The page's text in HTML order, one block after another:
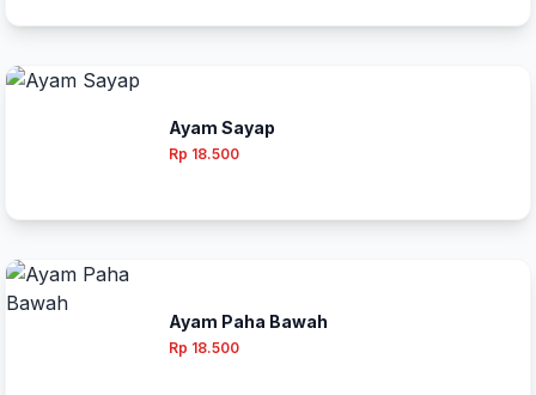
Ayam Sayap
Rp 18.500
Ayam Paha Bawah
Rp 18.500